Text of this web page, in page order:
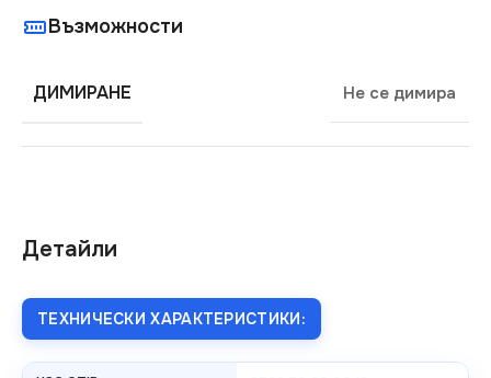
Детайли
ТЕХНИЧЕСКИ ХАРАКТЕРИСТИКИ:
Възможности
ДИМИРАНЕ Не се димира